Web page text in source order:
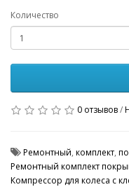
Количество
0 отзывов/
Ремонтный, комплект,
Ремонтный комплект
Компрессор для колеса с